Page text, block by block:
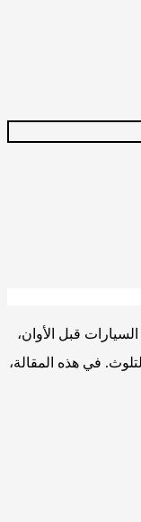
قبل الأوان،
في هذه المقالة،